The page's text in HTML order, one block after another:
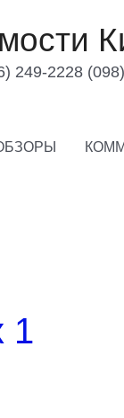
249-2228
1